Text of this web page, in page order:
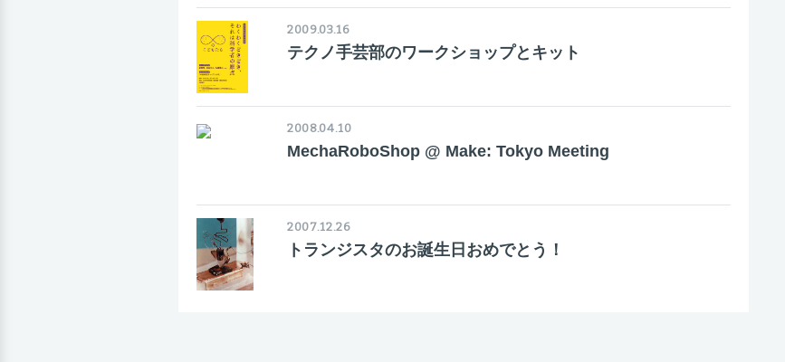
2009.03.16
テクノ手芸部のワークショップとキット
2008.04.10
MechaRoboShop @ Make: Tokyo Meeting
2007.12.26
トランジスタのお誕生日おめでとう！